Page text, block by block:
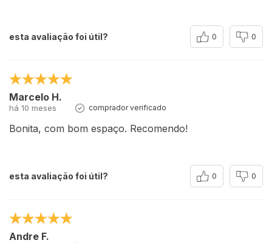
esta avaliação foi útil? 0 0
Marcelo H.
há 10 meses comprador verificado
Bonita, com bom espaço. Recomendo!
esta avaliação foi útil? 0 0
Andre F.